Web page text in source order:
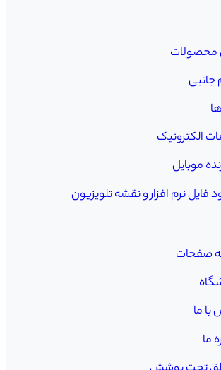
محصولات
جانبی
الکترونیک
موبایل
فایل نرم افزار و نقشه تلویزیون
صفحات
با ما
ما